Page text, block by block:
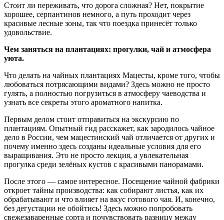
Стоит ли переживать, что дорога сложная? Нет, покрытие
хорошее, серпантинов немного, а путь проходит через
красивые лесные зоны, так что поездка принесёт только
удовольствие.
Чем заняться на плантациях: прогулки, чай и атмосфера
уюта.
Что делать на чайных плантациях Мацесты, кроме того, чтобы
любоваться потрясающими видами? Здесь можно не просто
гулять, а полностью погрузиться в атмосферу чаеводства и
узнать все секреты этого ароматного напитка.
Первым делом стоит отправиться на экскурсию по
плантациям. Опытный гид расскажет, как зародилось чайное
дело в России, чем мацестинский чай отличается от других и
почему именно здесь созданы идеальные условия для его
выращивания. Это не просто лекция, а увлекательная
прогулка среди зелёных кустов с красивыми панорамами.
После этого — самое интересное. Посещение чайной фабрики
откроет тайны производства: как собирают листья, как их
обрабатывают и что влияет на вкус готового чая. И, конечно,
без дегустации не обойтись! Здесь можно попробовать
свежезаваренные сорта и почувствовать разницу между